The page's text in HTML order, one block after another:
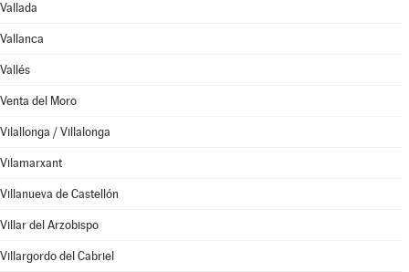
Vallada
Vallanca
Vallés
Venta del Moro
Vilallonga / Villalonga
Vilamarxant
Villanueva de Castellón
Villar del Arzobispo
Villargordo del Cabriel